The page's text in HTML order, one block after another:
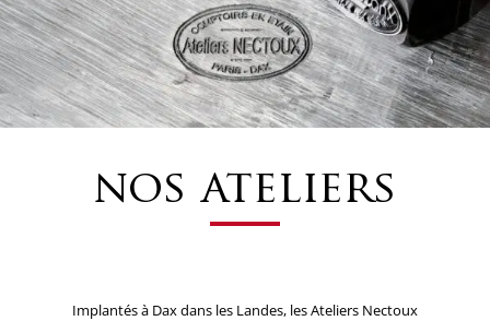
nos ateliers
Implantés à Dax dans les Landes, les Ateliers Nectoux